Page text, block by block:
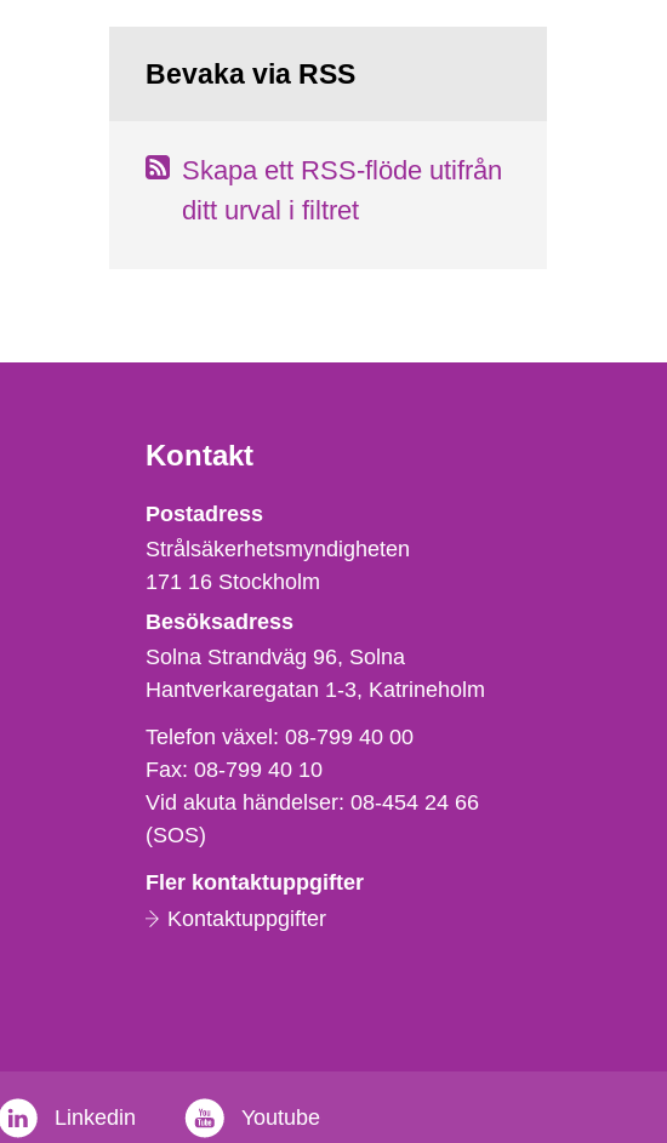
Bevaka via RSS
Skapa ett RSS-flöde utifrån
ditt urval i filtret
Kontakt
Strålsäkerhetsmyndigheten
Postadress
Strålsäkerhetsmyndigheten
171 16 Stockholm
Besöksadress
Solna Strandväg 96, Solna
Hantverkaregatan 1-3 Katrineholm
Telefon,
fax
och
e-
Telefon växel:08-799 40 00
Fax:08-799 40 10
Vid akuta händelser:08-454 24 66
(SOS)
Fler kontaktuppgifter
Kontaktuppgifter
Linkedin Youtube